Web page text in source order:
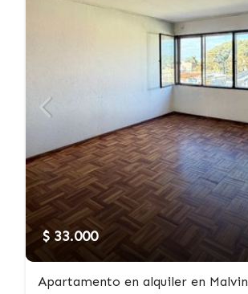
$ 33.000
Apartamento en alquiler en Malvin